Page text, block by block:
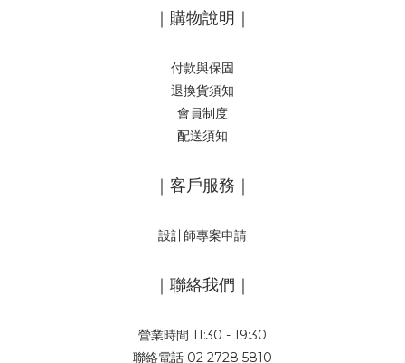
｜購物說明｜
付款與保固
退換貨須知
會員制度
配送須知
｜客戶服務｜
設計師專案申請
｜聯絡我們｜
營業時間 11:30 - 19:30
聯絡電話 02 2728 5810